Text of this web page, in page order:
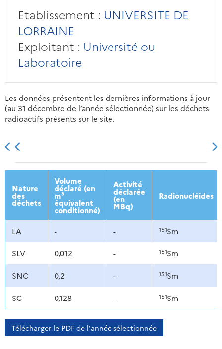
Etablissement : UNIVERSITE DE
LORRAINE
Exploitant : Université ou
Laboratoire
Les données présentent les dernières informations à jour
(au 31 décembre de l’année sélectionnée) sur les déchets
radioactifs présents sur le site.
2013 2014 2015 2016
Nature
des
déchets
Volume
déclaré (en
m³
équivalent
conditionné)
Activité
déclarée
(en
MBq)
Radionucléides
LA - - 151Sm
SLV 0,012 - 151Sm
SNC 0,2 - 151Sm
SC 0,128 - 151Sm
Télécharger le PDF de l'année sélectionnée